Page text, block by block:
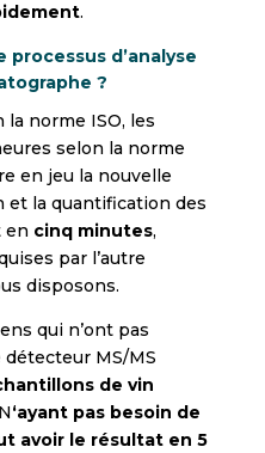
.
processus d’analyse
?
norme ISO, les
selon la norme
en jeu la nouvelle
et la quantification des
en cinq minutes,
par l’autre
disposons.
qui n’ont pas
MS/MS
de vin
‘ayant pas besoin de
avoir le résultat en 5